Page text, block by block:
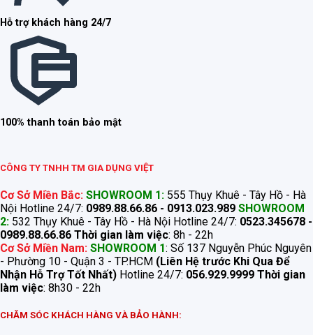
Hỗ trợ khách hàng 24/7
100% thanh toán bảo mật
CÔNG TY TNHH TM GIA DỤNG VIỆT
Cơ Sở Miền Bắc: SHOWROOM 1: 555 Thụy Khuê - Tây Hồ - Hà
Nội Hotline 24/7: 0989.88.66.86 - 0913.023.989 SHOWROOM
2: 532 Thụy Khuê - Tây Hồ - Hà Nội Hotline 24/7: 0523.345678 -
0989.88.66.86 Thời gian làm việc: 8h - 22h
Cơ Sở Miền Nam: SHOWROOM 1: Số 137 Nguyễn Phúc Nguyên
- Phường 10 - Quận 3 - TP.HCM (Liên Hệ trước Khi Qua Để
Nhận Hỗ Trợ Tốt Nhất) Hotline 24/7: 056.929.9999 Thời gian
làm việc: 8h30 - 22h
CHĂM SÓC KHÁCH HÀNG VÀ BẢO HÀNH: